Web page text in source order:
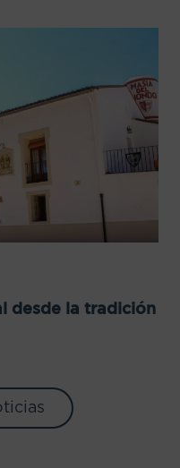
desde la tradición